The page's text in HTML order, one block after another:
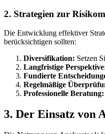
2. Strategien zur
Die Entwicklung effektiver
berücksichtigen sollten:
Diversifikation: Setzen
Langfristige
Fundierte
Regelmäßige
Professionelle Beratung:
3. Der Einsatz von